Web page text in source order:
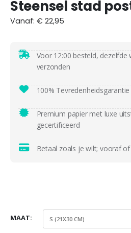
Steensel stad
Vanaf: € 22,95
Voor 12:00 besteld, dezelfde
verzonden
100% Tevredenheidsgarantie
Premium papier met luxe
gecertificeerd
Betaal zoals je wilt; vooraf
MAAT